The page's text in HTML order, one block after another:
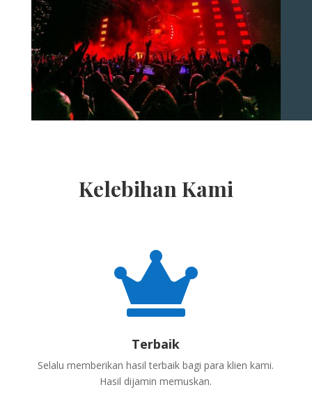
Kelebihan Kami

Terbaik
Selalu memberikan hasil terbaik bagi para klien kami.
Hasil dijamin memuskan.